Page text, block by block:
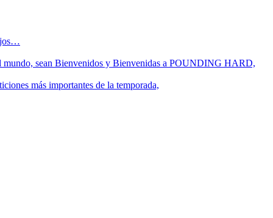
mundo, sean Bienvenidos y Bienvenidas a POUNDING HARD,
más importantes de la temporada,